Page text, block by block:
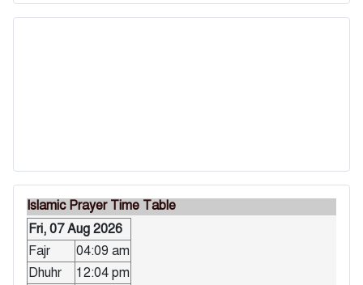
Islamic Prayer Time Table
Fri, 07 Aug 2026
Fajr
04:09 am
Dhuhr
12:04 pm